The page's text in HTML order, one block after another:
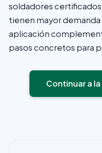
soldadores
tienen mayor demanda
aplicación
pasos concretos para
Continuar a